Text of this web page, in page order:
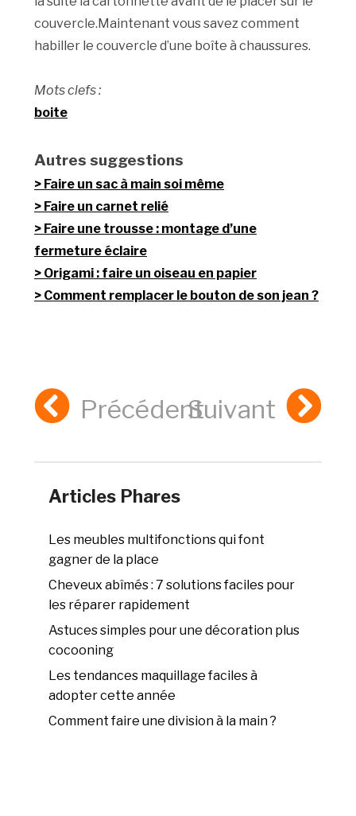
couvercle.Maintenant vous savez comment
habiller le couvercle d’une boîte à chaussures.
Mots clefs :
boite
Autres suggestions
Faire un sac à main soi même
Faire un carnet relié
Faire une trousse : montage d’une
fermeture éclaire
Origami : faire un oiseau en papier
Comment remplacer le bouton de son jean ?
PrécédentSuivant
Articles Phares
Les meubles multifonctions qui font
gagner de la place
Cheveux abîmés : 7 solutions faciles pour
les réparer rapidement
Astuces simples pour une décoration plus
cocooning
Les tendances maquillage faciles à
adopter cette année
Comment faire une division à la main ?